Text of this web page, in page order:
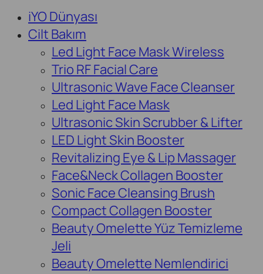
iYO Dünyası
Cilt Bakım
Led Light Face Mask Wireless
Trio RF Facial Care
Ultrasonic Wave Face Cleanser
Led Light Face Mask
Ultrasonic Skin Scrubber & Lifter
LED Light Skin Booster
Revitalizing Eye & Lip Massager
Face&Neck Collagen Booster
Sonic Face Cleansing Brush
Compact Collagen Booster
Beauty Omelette Yüz Temizleme
Jeli
Beauty Omelette Nemlendirici